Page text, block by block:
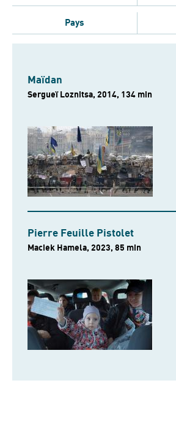
Pays
Maïdan
Sergueï Loznitsa, 2014, 134 min
Pierre Feuille Pistolet
Maciek Hamela, 2023, 85 min